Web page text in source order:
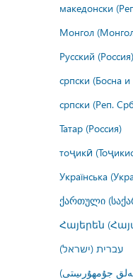
македонски
Монгол
Русский (Россия)
српски (Босна
српски (Реп.
Татар (Россия)
тоҷикӣ
Українська
ქართული
Հայերեն
עברית (ישראל)
جۇمھۇرىيىتى)